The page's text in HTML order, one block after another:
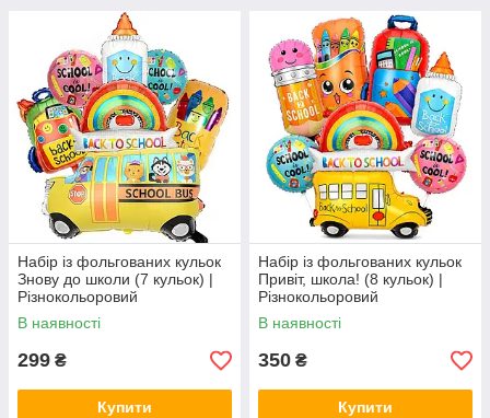
Набір із фольгованих кульок
Знову до школи (7 кульок) |
Різнокольоровий
В наявності
299 ₴
Купити
Набір із фольгованих кульок
Привіт, школа! (8 кульок) |
Різнокольоровий
В наявності
350 ₴
Купити